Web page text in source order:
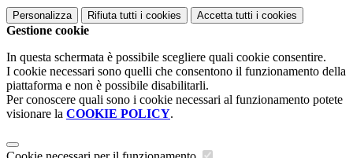
Personalizza Rifiuta tutti i cookies Accetta tutti i cookies
Gestione cookie
In questa schermata è possibile scegliere quali cookie consentire.
I cookie necessari sono quelli che consentono il funzionamento della
piattaforma e non è possibile disabilitarli.
Per conoscere quali sono i cookie necessari al funzionamento potete
visionare la COOKIE POLICY.